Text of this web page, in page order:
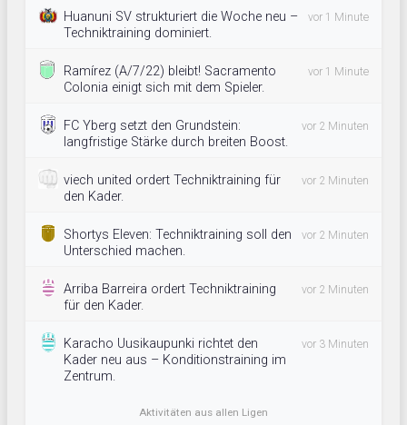
Huanuni SV strukturiert die Woche neu –
Techniktraining dominiert.
vor 1 Minute
Ramírez (A/7/22) bleibt! Sacramento
Colonia einigt sich mit dem Spieler.
vor 1 Minute
FC Yberg setzt den Grundstein:
langfristige Stärke durch breiten Boost.
vor 2 Minuten
viech united ordert Techniktraining für
den Kader.
vor 2 Minuten
Shortys Eleven: Techniktraining soll den
Unterschied machen.
vor 2 Minuten
Arriba Barreira ordert Techniktraining
für den Kader.
vor 2 Minuten
Karacho Uusikaupunki richtet den
Kader neu aus – Konditionstraining im
Zentrum.
vor 3 Minuten
Aktivitäten aus allen Ligen